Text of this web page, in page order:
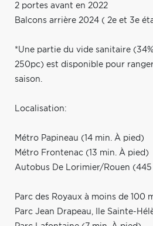
2 portes avant en 2022
Balcons arrière 2024 ( 2e et 3e
*Une partie du vide sanitaire
250pc) est disponible pour
saison.
Localisation:
Métro Papineau (14 min. À pied)
Métro Frontenac (13 min. À pied)
Autobus De Lorimier/Rouen (445
Parc des Royaux à moins de 100
Parc Jean Drapeau, Ile Sainte-